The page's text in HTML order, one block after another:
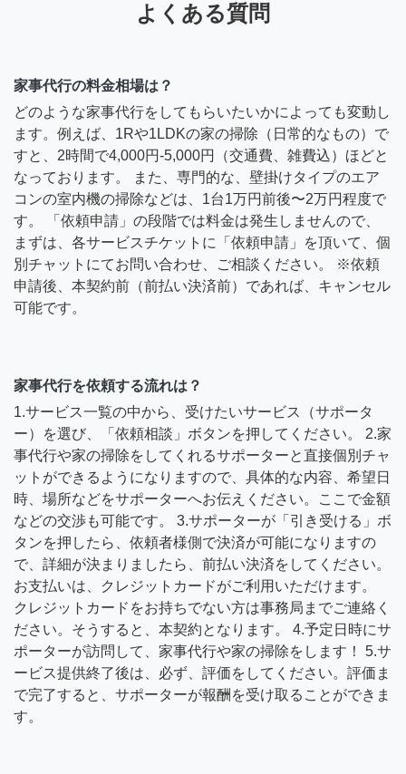
よくある質問
家事代行の料金相場は？
どのような家事代行をしてもらいたいかによっても変動し
ます。例えば、1Rや1LDKの家の掃除（日常的なもの）で
すと、2時間で4,000円-5,000円（交通費、雑費込）ほどと
なっております。 また、専門的な、壁掛けタイプのエア
コンの室内機の掃除などは、1台1万円前後〜2万円程度で
す。 「依頼申請」の段階では料金は発生しませんので、
まずは、各サービスチケットに「依頼申請」を頂いて、個
別チャットにてお問い合わせ、ご相談ください。 ※依頼
申請後、本契約前（前払い決済前）であれば、キャンセル
可能です。
家事代行を依頼する流れは？
1.サービス一覧の中から、受けたいサービス（サポータ
ー）を選び、「依頼相談」ボタンを押してください。 2.家
事代行や家の掃除をしてくれるサポーターと直接個別チャ
ットができるようになりますので、具体的な内容、希望日
時、場所などをサポーターへお伝えください。ここで金額
などの交渉も可能です。 3.サポーターが「引き受ける」ボ
タンを押したら、依頼者様側で決済が可能になりますの
で、詳細が決まりましたら、前払い決済をしてください。
お支払いは、クレジットカードがご利用いただけます。
クレジットカードをお持ちでない方は事務局までご連絡く
ださい。そうすると、本契約となります。 4.予定日時にサ
ポーターが訪問して、家事代行や家の掃除をします！ 5.サ
ービス提供終了後は、必ず、評価をしてください。評価ま
で完了すると、サポーターが報酬を受け取ることができま
す。